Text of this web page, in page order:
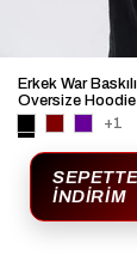
Erkek War
Oversize
+1
İNDIRIM